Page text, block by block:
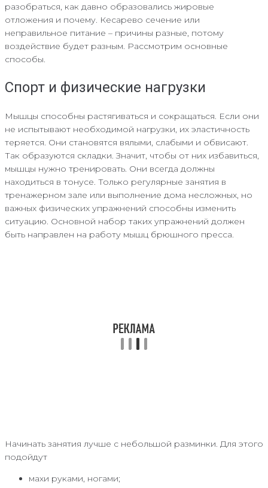
разобраться, как давно образовались жировые
отложения и почему. Кесарево сечение или
неправильное питание – причины разные, потому
воздействие будет разным. Рассмотрим основные
способы.
Спорт и физические нагрузки
Мышцы способны растягиваться и сокращаться. Если они
не испытывают необходимой нагрузки, их эластичность
теряется. Они становятся вялыми, слабыми и обвисают.
Так образуются складки. Значит, чтобы от них избавиться,
мышцы нужно тренировать. Они всегда должны
находиться в тонусе. Только регулярные занятия в
тренажерном зале или выполнение дома несложных, но
важных физических упражнений способны изменить
ситуацию. Основной набор таких упражнений должен
быть направлен на работу мышц брюшного пресса.
Начинать занятия лучше с небольшой разминки. Для этого
подойдут
махи руками, ногами;